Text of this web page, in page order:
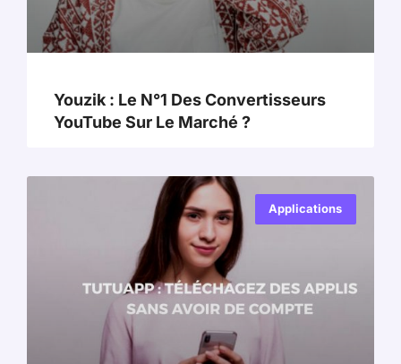
Youzik : Le N°1 Des Convertisseurs
YouTube Sur Le Marché ?
Applications